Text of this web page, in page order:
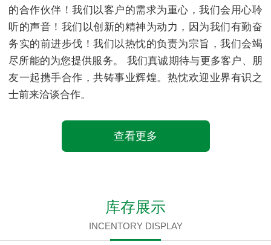
的合作伙伴！我们以客户的需求为重心，我们会用心聆
听的声音！我们以创新的精神为动力，因为我们有勤奋
务实的前进步伐！我们以热忱的负责为宗旨，我们会竭
尽所能的为您提供服务。 我们真诚期待与更多客户、朋
友一起携手合作，共铸事业辉煌。热忱欢迎业界有识之
士前来洽谈合作。
查看更多
库存展示
INCENTORY DISPLAY